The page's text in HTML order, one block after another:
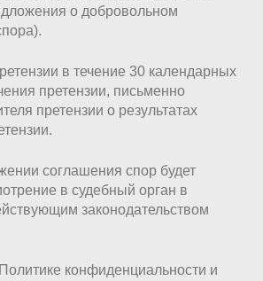
о добровольном
в течение 30 календарных
претензии, письменно
претензии о результатах
соглашения спор будет
в судебный орган в
законодательством
конфиденциальности и